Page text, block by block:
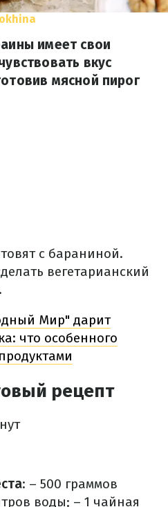
имеет свои
вкус
мясной пирог
с бараниной.
вегетарианский
Мир" дарит
что особенного
рецепт
: – 500 граммов
воды; – 1 чайная